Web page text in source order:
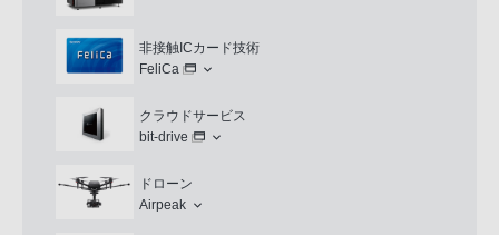
非接触ICカード技術
FeliCa
クラウドサービス
bit-drive
ドローン
Airpeak